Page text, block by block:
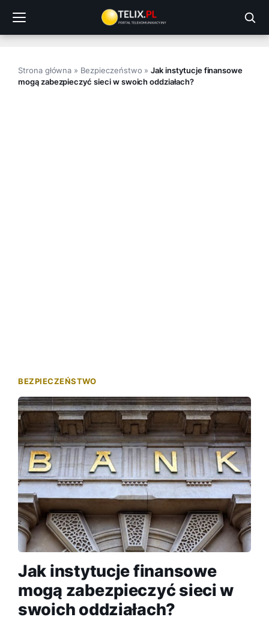
treści
Strona główna » Bezpieczeństwo »Jak instytucje finansowe
mogą zabezpieczyć sieci w swoich oddziałach?
BEZPIECZEŃSTWO
Jak instytucje finansowe
mogą zabezpieczyć sieci w
swoich oddziałach?